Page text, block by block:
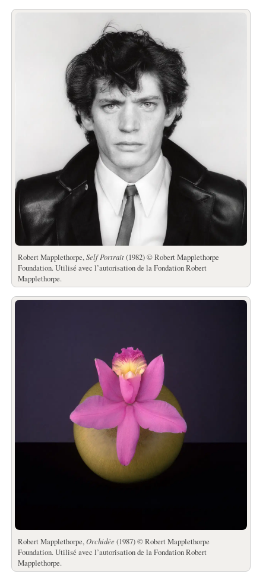
Robert Mapplethorpe,Self Portrait(1982) © Robert Mapplethorpe
Foundation. Utilisé avec l’autorisation de la Fondation Robert
Mapplethorpe.
Robert Mapplethorpe,Orchidée (1987) © Robert Mapplethorpe
Foundation. Utilisé avec l’autorisation de la Fondation Robert
Mapplethorpe.